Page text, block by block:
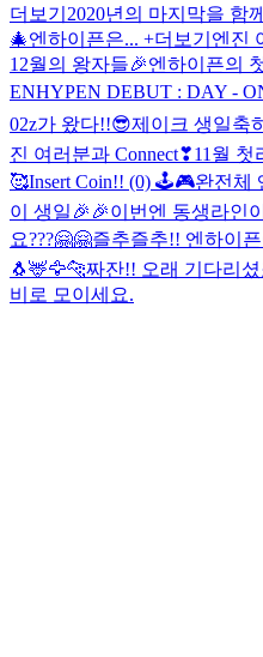
더보기 2020년의 마지막을 함
🎄엔하이픈은... +더보기 엔진
12월의 왕자들🎉엔하이픈의
ENHYPEN DEBUT : DAY -
02z가 왔다!!😎제이크 생일축
진 여러분과 Connect❣11월 첫
🥰Insert Coin!! (0) 🕹🎮완전체
이 생일🎉🎉이번엔 동생라인
요???🤗🤗즐추즐추!! 엔하이
🐧🦌🦅🐆짜잔!! 오래 기다리셨
비로 모이세요.